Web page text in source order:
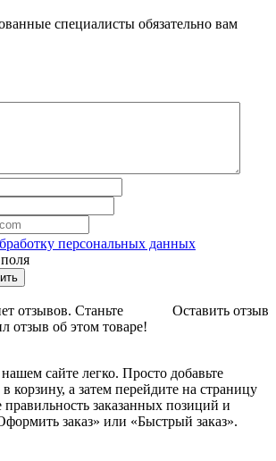
специалисты обязательно вам
персональных данных
Оставить отзыв
отзывов. Станьте
отзыв об этом товаре!
сайте легко. Просто добавьте
корзину, а затем перейдите на страницу
правильность заказанных позиций и
заказ» или «Быстрый заказ».